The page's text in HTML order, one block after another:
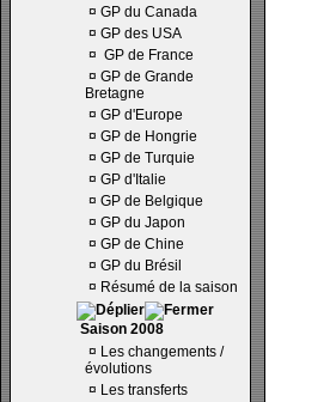
¤ GP du Canada
¤ GP des USA
¤ GP de France
¤ GP de Grande
Bretagne
¤ GP d'Europe
¤ GP de Hongrie
¤ GP de Turquie
¤ GP d'Italie
¤ GP de Belgique
¤ GP du Japon
¤ GP de Chine
¤ GP du Brésil
¤ Résumé de la saison
Saison 2008
¤ Les changements /
évolutions
¤ Les transferts